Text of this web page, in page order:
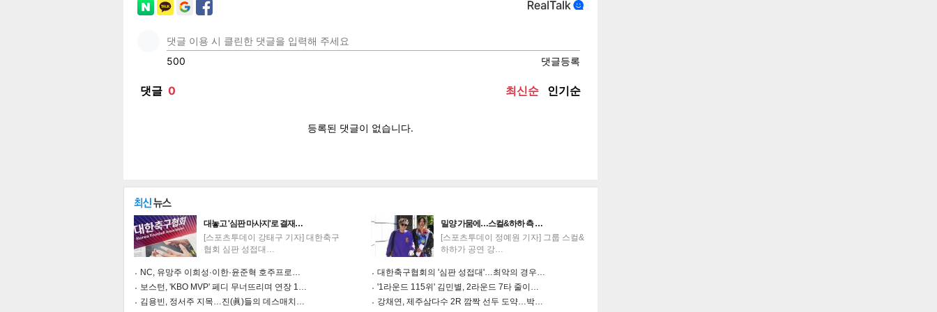
기
트위 카카 인쇄 목록
대놓고 '심판 마사지'로 결재…
[스포츠투데이 강태구 기자] 대한축구
협회 심판 성접대…
NC, 유망주 이희성·이한·윤준혁 호주프로…
보스턴, 'KBO MVP' 페디 무너뜨리며 연장 1…
김용빈, 정서주 지목…진(眞)들의 데스매치…
밀양 가뭄에…스컬&하하 측 …
[스포츠투데이 정예원 기자] 그룹 스컬&
하하가 공연 강…
대한축구협회의 '심판 성접대'…최악의 경우…
'1라운드 115위' 김민별, 2라운드 7타 줄이…
강채연, 제주삼다수 2R 깜짝 선두 도약…박…